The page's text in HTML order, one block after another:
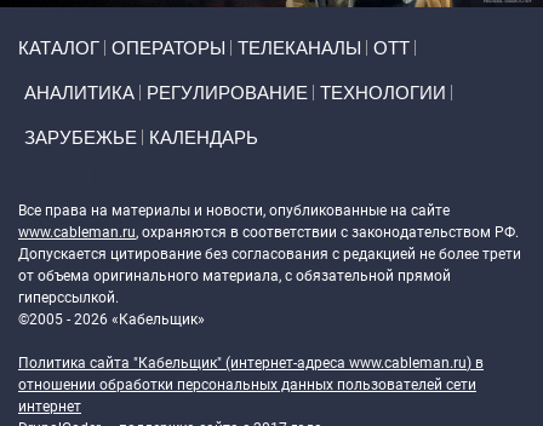
КАТАЛОГ ОПЕРАТОРЫ ТЕЛЕКАНАЛЫ ОТТ
АНАЛИТИКА РЕГУЛИРОВАНИЕ ТЕХНОЛОГИИ
ЗАРУБЕЖЬЕ КАЛЕНДАРЬ
Все права на материалы и новости, опубликованные на сайте
www.cableman.ru, охраняются в соответствии с законодательством РФ.
Допускается цитирование без согласования с редакцией не более трети
от объема оригинального материала, с обязательной прямой
гиперссылкой.
©2005 - 2026 «Кабельщик»
Политика сайта "Кабельщик" (интернет-адреса www.cableman.ru) в
отношении обработки персональных данных пользователей сети
интернет